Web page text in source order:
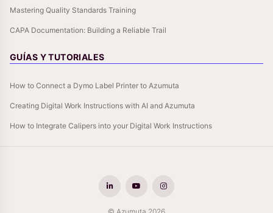
Mastering Quality Standards Training
CAPA Documentation: Building a Reliable Trail
GUÍAS Y TUTORIALES
How to Connect a Dymo Label Printer to Azumuta
Creating Digital Work Instructions with AI and Azumuta
How to Integrate Calipers into your Digital Work Instructions